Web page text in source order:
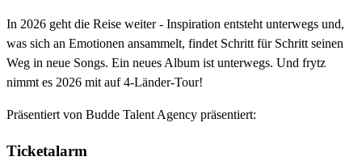
In 2026 geht die Reise weiter - Inspiration entsteht unterwegs und,
was sich an Emotionen ansammelt, findet Schritt für Schritt seinen
Weg in neue Songs. Ein neues Album ist unterwegs. Und frytz
nimmt es 2026 mit auf 4-Länder-Tour!
Präsentiert von Budde Talent Agency präsentiert:
Ticketalarm